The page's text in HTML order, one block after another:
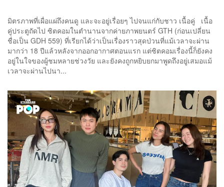
มิตรภาพที่เผื่อแผ่ถึงคนดู และจะอยู่เรื่อยๆ ไปจนแก่กับชาว เนื้อคู่ เนื้อ
คู่ประตูถัดไป ซิตคอมในตำนานจากค่ายภาพยนตร์ GTH (ก่อนเปลี่ยน
ชื่อเป็น GDH 559) ที่เรียกได้ว่าเป็นเรื่องราวสุดป่วนที่แม้เวลาจะผ่าน
มากว่า 18 ปีแล้วหลังจากออกอากาศตอนแรก แต่ซิตคอมเรื่องนี้ก็ยังคง
อยู่ในใจของผู้ชมหลายช่วงวัย และยังคงถูกหยิบยกมาพูดถึงอยู่เสมอแม้
เวลาจะผ่านไปนา...